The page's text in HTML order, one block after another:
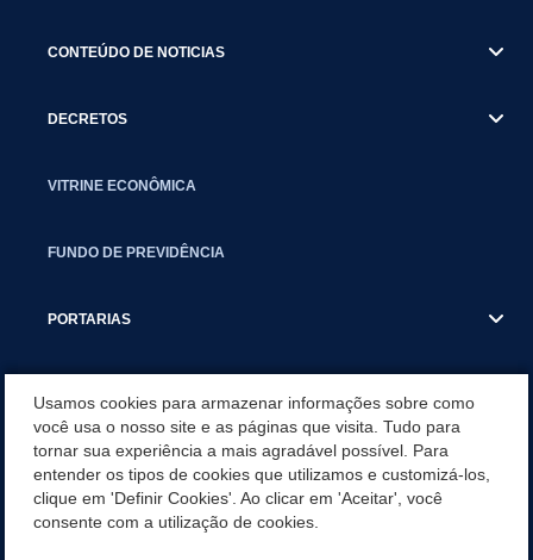
CONTEÚDO DE NOTICIAS
DECRETOS
VITRINE ECONÔMICA
FUNDO DE PREVIDÊNCIA
PORTARIAS
CONCURSO/PSS/CONVOCAÇÃO
INCENTIVOS PÚBLICOS À PROJETOS CULTURAIS - INÁCIO
MARTINS PR
Usamos cookies para armazenar informações sobre como
você usa o nosso site e as páginas que visita. Tudo para
tornar sua experiência a mais agradável possível. Para
entender os tipos de cookies que utilizamos e customizá-los,
clique em 'Definir Cookies'. Ao clicar em 'Aceitar', você
consente com a utilização de cookies.